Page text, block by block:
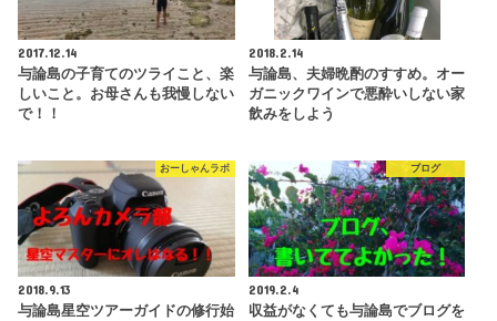
2017.12.14
与論島の子育てのツライこと、楽
しいこと。お母さんも我慢しない
で！！
2018.2.14
与論島、夫婦晩酌のすすめ。オー
ガニックワインで悪酔いしない家
飲みをしよう
おーしゃんラボ
2018.9.13
与論島星空ツアーガイドの修行始
ブログ
2019.2.4
収益がなくても与論島でブログを